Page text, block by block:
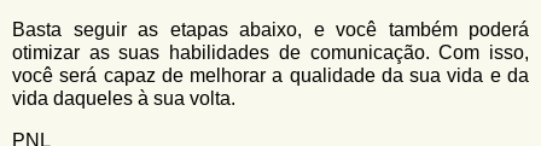
Basta seguir as etapas abaixo, e você também poderá
otimizar as suas habilidades de comunicação. Com isso,
você será capaz de melhorar a qualidade da sua vida e da
vida daqueles à sua volta.
PNL